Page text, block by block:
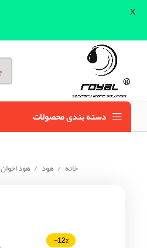
دسته بندی محصولات
خانه هود هود اخوان
-12%
X